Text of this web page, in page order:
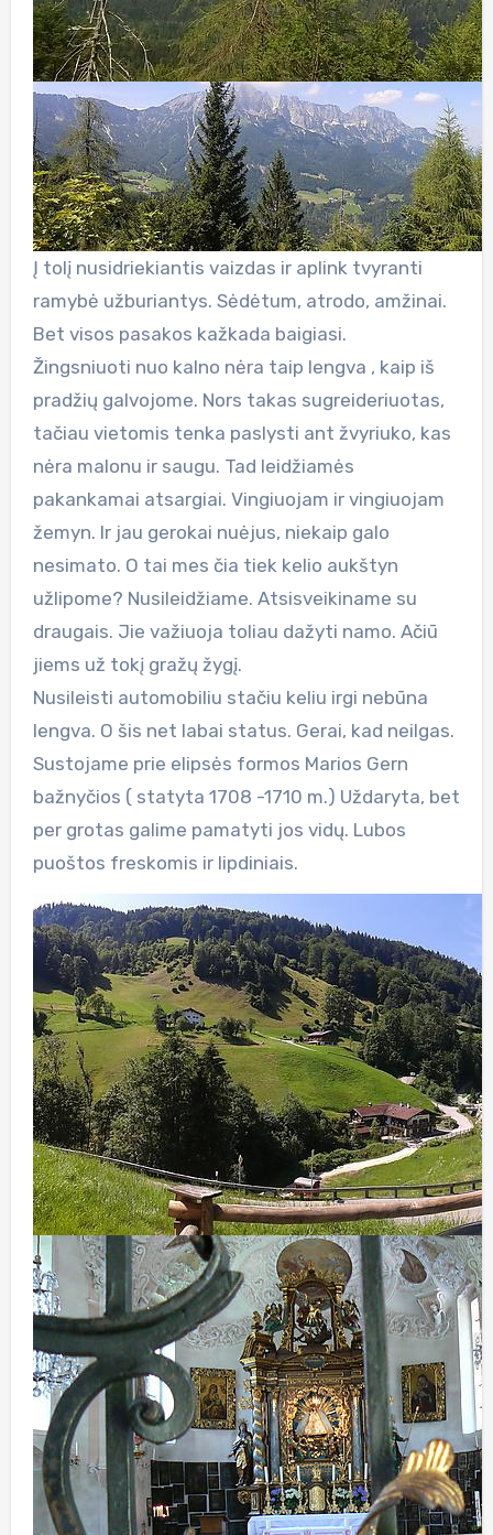
Į tolį nusidriekiantis vaizdas ir aplink tvyranti
ramybė užburiantys. Sėdėtum, atrodo, amžinai.
Bet visos pasakos kažkada baigiasi.
Žingsniuoti nuo kalno nėra taip lengva , kaip iš
pradžių galvojome. Nors takas sugreideriuotas,
tačiau vietomis tenka paslysti ant žvyriuko, kas
nėra malonu ir saugu. Tad leidžiamės
pakankamai atsargiai. Vingiuojam ir vingiuojam
žemyn. Ir jau gerokai nuėjus, niekaip galo
nesimato. O tai mes čia tiek kelio aukštyn
užlipome? Nusileidžiame. Atsisveikiname su
draugais. Jie važiuoja toliau dažyti namo. Ačiū
jiems už tokį gražų žygį.
Nusileisti automobiliu stačiu keliu irgi nebūna
lengva. O šis net labai status. Gerai, kad neilgas.
Sustojame prie elipsės formos Marios Gern
bažnyčios ( statyta 1708 -1710 m.) Uždaryta, bet
per grotas galime pamatyti jos vidų. Lubos
puoštos freskomis ir lipdiniais.